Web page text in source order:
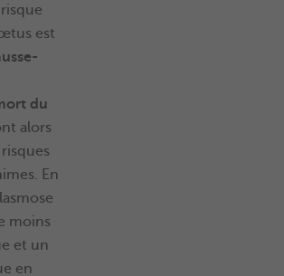
est
du
alors
En
moins
et un
en